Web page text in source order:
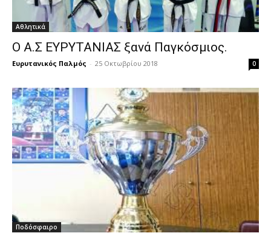
Αθλητικά
Ο Α.Σ ΕΥΡΥΤΑΝΙΑΣ ξανά Παγκόσμιος.
Ευρυτανικός Παλμός - 25 Οκτωβρίου 2018 0
Ποδόσφαιρο